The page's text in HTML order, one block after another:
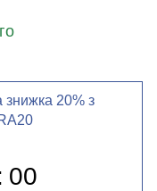
знижка 20% з
00